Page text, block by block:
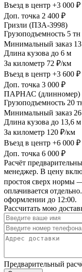
Въезд в центр +3 000 ₽
Доп. точка 2 400 ₽
Гризли (ПЗА-3998)
Грузоподъемность 5 тн
Минимальный заказ
Длина кузова до 6 м
За километр 72 ₽/км
Въезд в центр +3 600 ₽
Доп. точка 3 000 ₽
ПАРНАС (длинномер)
Грузоподъемность 20
Минимальный заказ
Длина кузова до 13,6 м
За километр 120 ₽/км
Въезд в центр +6 000 ₽
Доп. точка 6 000 ₽
Расчёт
менеджер. В цену
простоя сверх нормы
оплачивается
оформлении до 12:00.
Рассчитать мою
Предварительный